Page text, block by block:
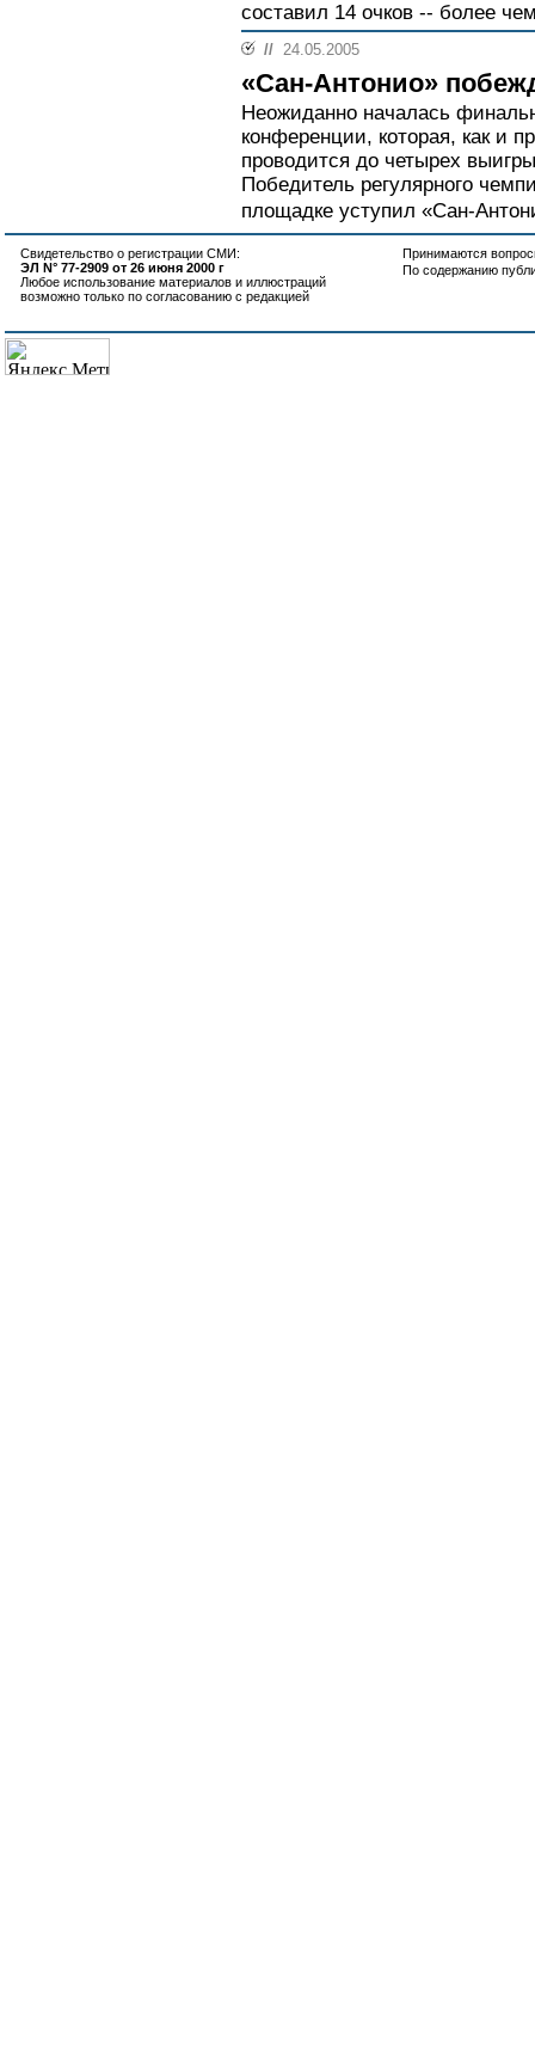
составил 14 очков -- более
// 24.05.2005
«Сан-Антонио»
Неожиданно началась
конференции, которая, как и
проводится до четырех
Победитель регулярного
площадке уступил «Сан-
Свидетельство о регистрации СМИ:
ЭЛ N° 77-2909 от 26 июня 2000 г
Любое использование материалов и иллюстраций
возможно только по согласованию с редакцией
Принимаются
По содержанию